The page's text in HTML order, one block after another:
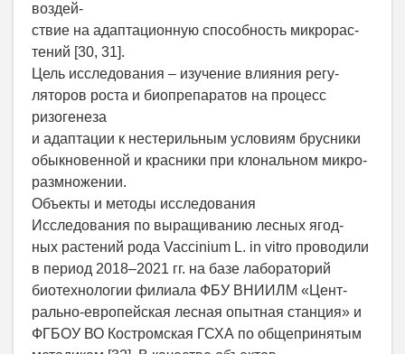
воздей-
ствие на адаптационную способность микрорас-
тений [30, 31].
Цель исследования – изучение влияния регу-
ляторов роста и биопрепаратов на процесс
ризогенеза
и адаптации к нестерильным условиям брусники
обыкновенной и красники при клональном микро-
размножении.
Объекты и методы исследования
Исследования по выращиванию лесных ягод-
ных растений рода Vaccinium L. in vitro проводили
в период 2018–2021 гг. на базе лабораторий
биотехнологии филиала ФБУ ВНИИЛМ «Цент-
рально-европейская лесная опытная станция» и
ФГБОУ ВО Костромская ГСХА по общепринятым